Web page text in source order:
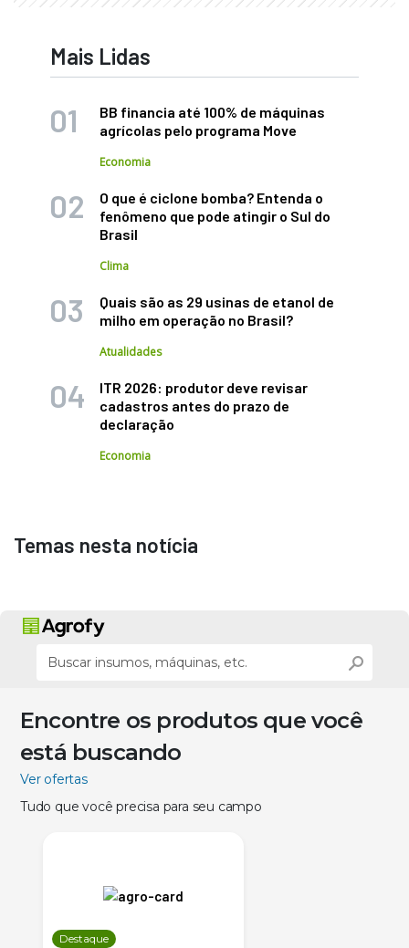
Mais Lidas
BB financia até 100% de máquinas
agrícolas pelo programa Move
Economia
O que é ciclone bomba? Entenda o
fenômeno que pode atingir o Sul do
Brasil
Clima
Quais são as 29 usinas de etanol de
milho em operação no Brasil?
Atualidades
ITR 2026: produtor deve revisar
cadastros antes do prazo de
declaração
Economia
Temas nesta notícia
Encontre os produtos que você
está buscando
Ver ofertas
Tudo que você precisa para seu campo
Destaque